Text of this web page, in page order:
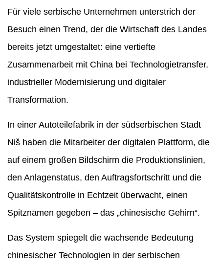
Für viele serbische Unternehmen unterstrich der
Besuch einen Trend, der die Wirtschaft des Landes
bereits jetzt umgestaltet: eine vertiefte
Zusammenarbeit mit China bei Technologietransfer,
industrieller Modernisierung und digitaler
Transformation.
In einer Autoteilefabrik in der südserbischen Stadt
Niš haben die Mitarbeiter der digitalen Plattform, die
auf einem großen Bildschirm die Produktionslinien,
den Anlagenstatus, den Auftragsfortschritt und die
Qualitätskontrolle in Echtzeit überwacht, einen
Spitznamen gegeben – das „chinesische Gehirn“.
Das System spiegelt die wachsende Bedeutung
chinesischer Technologien in der serbischen